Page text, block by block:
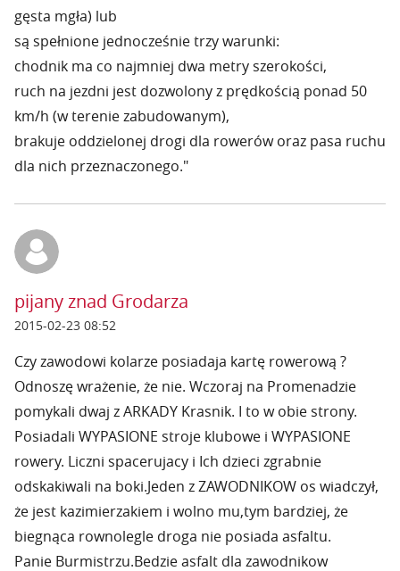
gęsta mgła) lub
są spełnione jednocześnie trzy warunki:
chodnik ma co najmniej dwa metry szerokości,
ruch na jezdni jest dozwolony z prędkością ponad 50
km/h (w terenie zabudowanym),
brakuje oddzielonej drogi dla rowerów oraz pasa ruchu
dla nich przeznaczonego."
pijany znad Grodarza
2015-02-23 08:52
Czy zawodowi kolarze posiadaja kartę rowerową ?
Odnoszę wrażenie, że nie. Wczoraj na Promenadzie
pomykali dwaj z ARKADY Krasnik. I to w obie strony.
Posiadali WYPASIONE stroje klubowe i WYPASIONE
rowery. Liczni spacerujacy i Ich dzieci zgrabnie
odskakiwali na boki.Jeden z ZAWODNIKOW os wiadczył,
że jest kazimierzakiem i wolno mu,tym bardziej, że
biegnąca rownolegle droga nie posiada asfaltu.
Panie Burmistrzu.Bedzie asfalt dla zawodnikow